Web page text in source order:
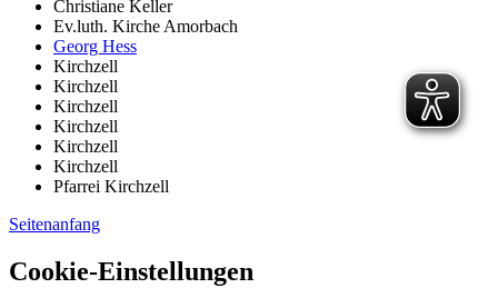
Christiane Keller
Ev.luth. Kirche Amorbach
Georg Hess
Kirchzell
Kirchzell
Kirchzell
Kirchzell
Kirchzell
Kirchzell
Pfarrei Kirchzell
Seitenanfang
Cookie-Einstellungen